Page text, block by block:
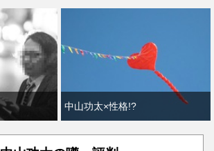
中山功太×性格!?